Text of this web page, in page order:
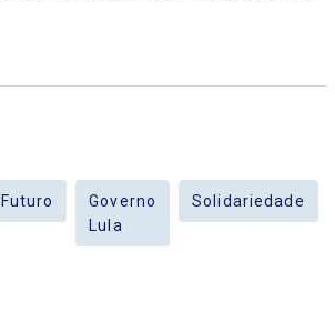
Futuro
Governo
Lula
Solidariedade